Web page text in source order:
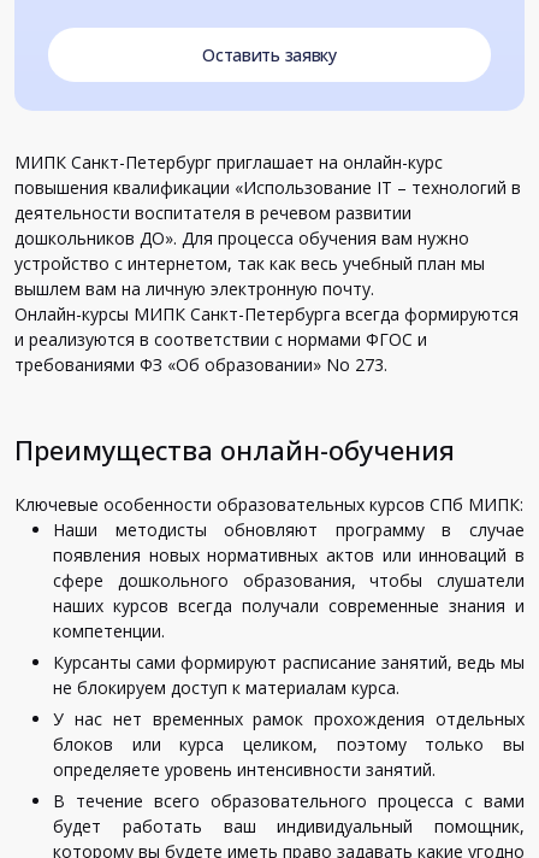
Оставить заявку
МИПК Санкт-Петербург приглашает на онлайн-курс
повышения квалификации «Использование IT – технологий в
деятельности воспитателя в речевом развитии
дошкольников ДО». Для процесса обучения вам нужно
устройство с интернетом, так как весь учебный план мы
вышлем вам на личную электронную почту.
Онлайн-курсы МИПК Санкт-Петербурга всегда формируются
и реализуются в соответствии с нормами ФГОС и
требованиями ФЗ «Об образовании» No 273.
Преимущества онлайн-обучения
Ключевые особенности образовательных курсов СПб МИПК:
Наши методисты обновляют программу в случае
появления новых нормативных актов или инноваций в
сфере дошкольного образования, чтобы слушатели
наших курсов всегда получали современные знания и
компетенции.
Курсанты сами формируют расписание занятий, ведь мы
не блокируем доступ к материалам курса.
У нас нет временных рамок прохождения отдельных
блоков или курса целиком, поэтому только вы
определяете уровень интенсивности занятий.
В течение всего образовательного процесса с вами
будет работать ваш индивидуальный помощник,
которому вы будете иметь право задавать какие угодно